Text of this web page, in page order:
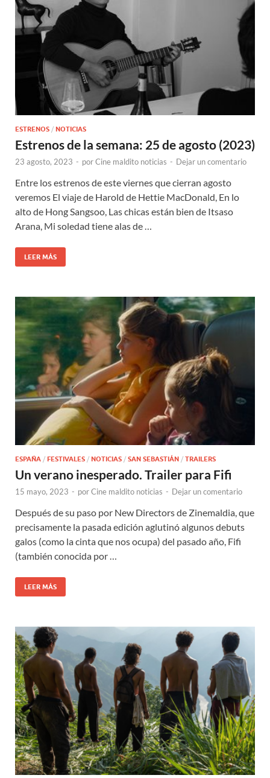
ESTRENOS / NOTICIAS
Estrenos de la semana: 25 de agosto (2023)
23 agosto, 2023 - porCine maldito noticias - Dejar un comentario
Entre los estrenos de este viernes que cierran agosto
veremos El viaje de Harold de Hettie MacDonald, En lo
alto de Hong Sangsoo, Las chicas están bien de Itsaso
Arana, Mi soledad tiene alas de …
LEER MÁS
ESPAÑA / FESTIVALES / NOTICIAS / SAN SEBASTIÁN / TRAILERS
Un verano inesperado. Trailer para Fifi
15 mayo, 2023 - porCine maldito noticias - Dejar un comentario
Después de su paso por New Directors de Zinemaldia, que
precisamente la pasada edición aglutinó algunos debuts
galos (como la cinta que nos ocupa) del pasado año, Fifi
(también conocida por …
LEER MÁS